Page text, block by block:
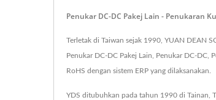
Penukar DC-DC Pakej Lain - Penukaran
Terletak di Taiwan sejak 1990, YUAN DEAN
Penukar DC-DC Pakej Lain, Penukar DC-DC,
RoHS dengan sistem ERP yang dilaksanakan.
YDS ditubuhkan pada tahun 1990 di Tainan,